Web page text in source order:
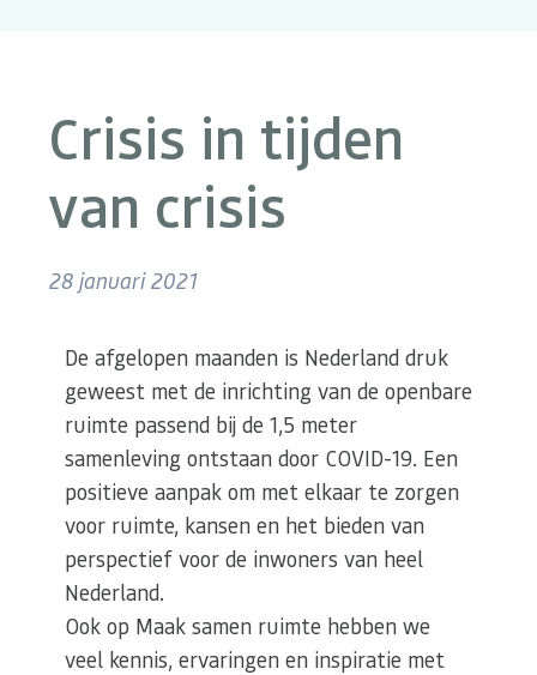
Crisis in tijden
van crisis
28 januari 2021
De afgelopen maanden is Nederland druk
geweest met de inrichting van de openbare
ruimte passend bij de 1,5 meter
samenleving ontstaan door COVID-19. Een
positieve aanpak om met elkaar te zorgen
voor ruimte, kansen en het bieden van
perspectief voor de inwoners van heel
Nederland.
Ook op Maak samen ruimte hebben we
veel kennis, ervaringen en inspiratie met